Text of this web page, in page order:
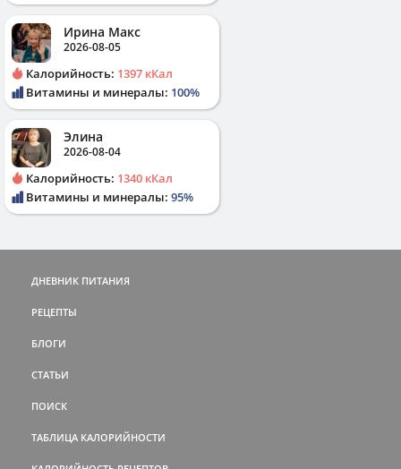
Ирина Макс
2026-08-05
Калорийность: 1397 кКал
Витамины и минералы: 100%
Элина
2026-08-04
Калорийность: 1340 кКал
Витамины и минералы: 95%
ДНЕВНИК ПИТАНИЯ
РЕЦЕПТЫ
БЛОГИ
СТАТЬИ
ПОИСК
ТАБЛИЦА КАЛОРИЙНОСТИ